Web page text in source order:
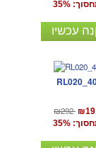
35%
עכשיו
₪292
35%